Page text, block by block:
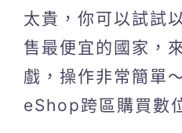
太貴，你可以試試
售最便宜的國家，
戲，操作非常簡單
eShop跨區購買數